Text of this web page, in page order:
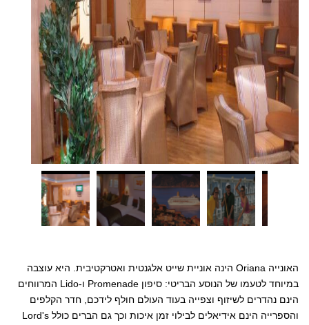
האונייה Oriana הינה אוניית שייט אלגנטית ואטרקטיבית. היא עוצבה
במיוחד לטעמו של הנוסע הבריטי: סיפון Promenade ו-Lido המרווחים
הינם נהדרים לשיזוף וצפייה בעוד העולם חולף לידכם, חדר הקלפים
והספרייה הינם אידיאלים לבילוי זמן איכות וכך גם הברים כולל Lord's